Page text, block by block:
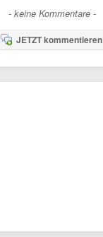
- keine Kommentare -
JETZT kommentieren